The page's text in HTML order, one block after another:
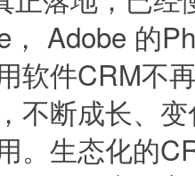
， Adobe 的
软件CRM不
不断成长、
。生态化的